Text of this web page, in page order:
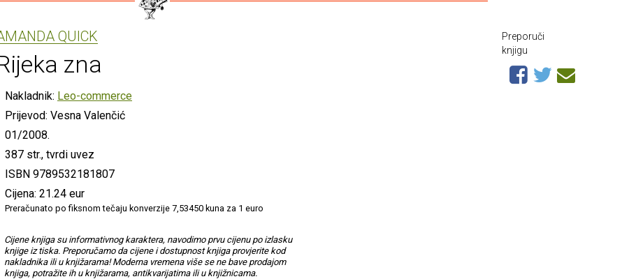
QUICK
zna
Nakladnik: Leo-commerce
Prijevod: Vesna Valenčić
01/2008.
387 str., tvrdi uvez
ISBN 9789532181807
Cijena: 21.24 eur
Preračunato po fiksnom tečaju konverzije 7,53450 kuna za 1 euro
Cijene knjiga su informativnog karaktera, navodimo prvu cijenu po izlasku
knjige iz tiska. Preporučamo da cijene i dostupnost knjiga provjerite kod
nakladnika ili u knjižarama! Moderna vremena više se ne bave prodajom
knjiga, potražite ih u knjižarama, antikvarijatima ili u knjižnicama.
Preporuči
knjigu